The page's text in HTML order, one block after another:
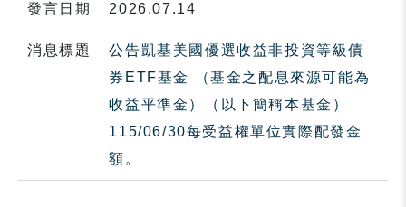
發言日期 2026.07.14
消息標題
公告凱基美國優選收益非投資等級債
券ETF基金 （基金之配息來源可能為
收益平準金）（以下簡稱本基金）
115/06/30每受益權單位實際配發金
額。